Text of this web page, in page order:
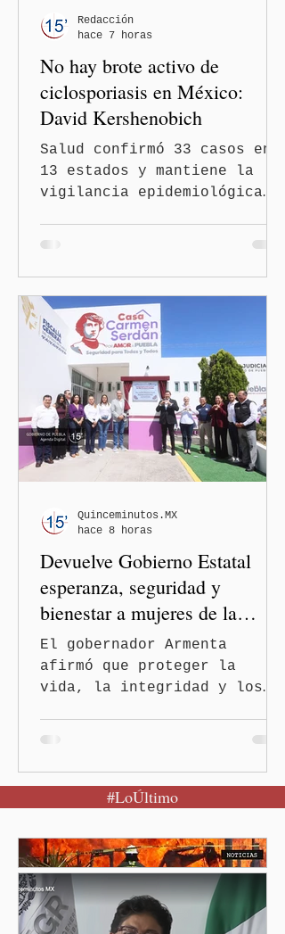
No hay brote activo de
ciclosporiasis en México:
David Kershenobich
Salud confirmó 33 casos en
13 estados y mantiene la
vigilancia epidemiológica
Kershenobich Stalnikowitz,
aseguró que en México no
existe un brote activo de
ciclosporiasis, luego de
los recientes reportes de
casos en Estados Unidos y
de viajeros del Reino Unido
que visitaron territorio
mexicano. A través de un
mensaje difundido en redes
informó que la Secretaría
de Salud activó de mane
Redacción
hace 7 horas
Devuelve Gobierno Estatal
esperanza, seguridad y
bienestar a mujeres de la
periferia urbana
El gobernador Armenta
afirmó que proteger la
vida, la integridad y los
Puebla, Pue.-Cuando una
mujer encuentra un lugar
también recupera la
esperanza de vivir sin
miedo. Con esa visión, el
gobernador Alejandro
Armenta Mier inauguró el
Quinceminutos.MX
hace 8 horas
#LoÚltimo